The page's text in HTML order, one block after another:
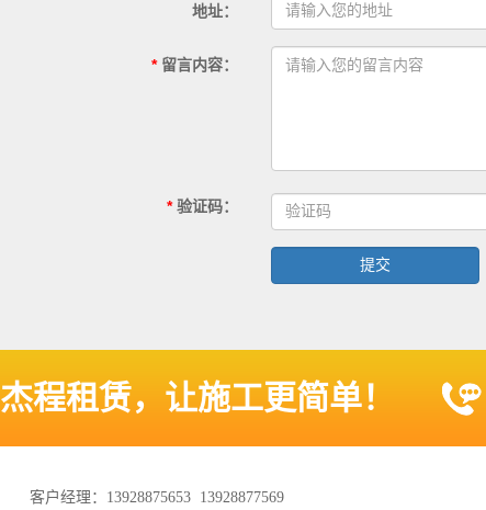
地址：
* 留言内容：
* 验证码：
杰程租赁，让施工更简单！
客户经理：13928875653 13928877569